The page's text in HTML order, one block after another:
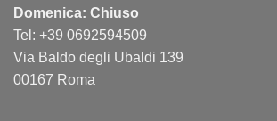
Domenica: Chiuso
Tel: +39 0692594509
Via Baldo degli Ubaldi 139
00167 Roma